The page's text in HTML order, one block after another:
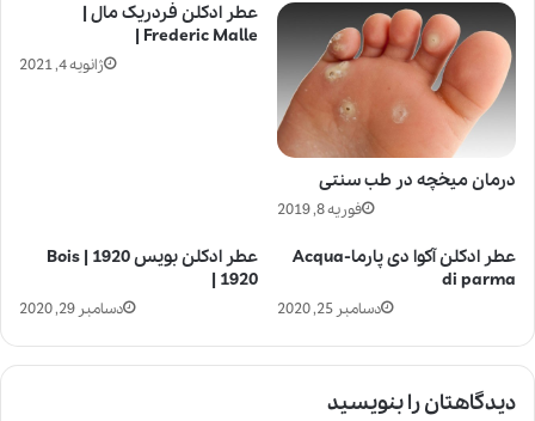
عطر ادکلن فردریک مال |
Frederic Malle |
ژانویه 4, 2021
درمان میخچه در طب سنتی
فوریه 8, 2019
عطر ادکلن بویس 1920 | Bois
1920 |
دسامبر 29, 2020
عطر ادکلن آکوا دی پارما-Acqua
di parma
دسامبر 25, 2020
دیدگاهتان را بنویسید